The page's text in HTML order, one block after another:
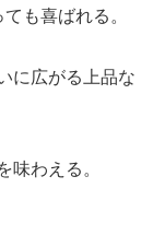
も喜ばれる。
に広がる上品な
味わえる。